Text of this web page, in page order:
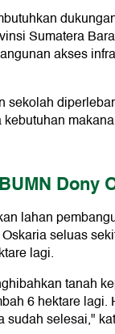
Sumatera
akses
sekolah
Dony
lahan
seluas
lagi.
tanah
6 hektare lagi.
sudah selesai,"